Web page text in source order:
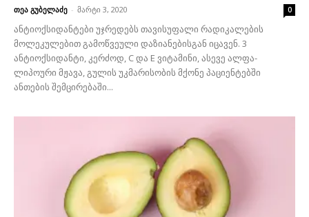
თეა გუბელაძე - მარტი 3, 2020 0
ანტიოქსიდანტები უჯრედებს თავისუფალი რადიკალების
მოლეკულებით გამოწვეული დაზიანებისგან იცავენ. 3
ანტიოქსიდანტი, კერძოდ, C და E ვიტამინი, ასევე ალფა-
ლიპოური მჟავა, გულის უკმარისობის მქონე პაციენტებში
ანთების შემცირებაში...